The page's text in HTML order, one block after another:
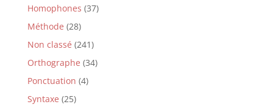
Homophones (37)
Méthode (28)
Non classé (241)
Orthographe (34)
Ponctuation (4)
Syntaxe (25)